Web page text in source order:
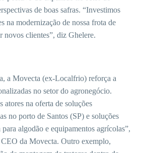
de boas safras. “Investimos
na modernização de nossa frota de
novos clientes”, diz Ghelere.
a Movecta (ex-Localfrio) reforça a
no setor do agronegócio.
atores na oferta de soluções
no porto de Santos (SP) e soluções
para algodão e equipamentos agrícolas”,
da Movecta. Outro exemplo,